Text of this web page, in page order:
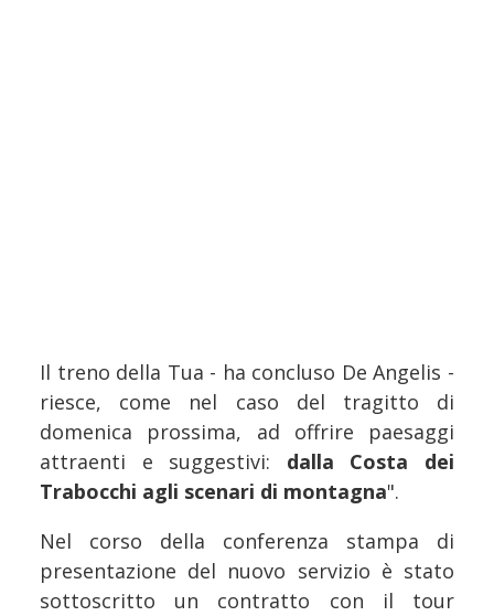
Il treno della Tua - ha concluso De Angelis -
riesce, come nel caso del tragitto di
domenica prossima, ad offrire paesaggi
attraenti e suggestivi: dalla Costa dei
Trabocchi agli scenari di montagna".
Nel corso della conferenza stampa di
presentazione del nuovo servizio è stato
sottoscritto un contratto con il tour